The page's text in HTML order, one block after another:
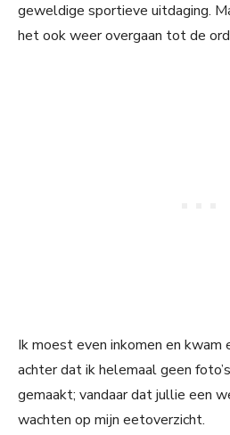
geweldige sportieve uitdaging.
het ook weer overgaan tot de
Ik moest even inkomen en
achter dat ik helemaal geen
gemaakt; vandaar dat jullie een
wachten op mijn eetoverzicht.